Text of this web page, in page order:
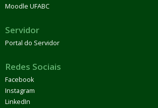
Moodle UFABC
Servidor
Portal do Servidor
Redes Sociais
Facebook
Instagram
LinkedIn